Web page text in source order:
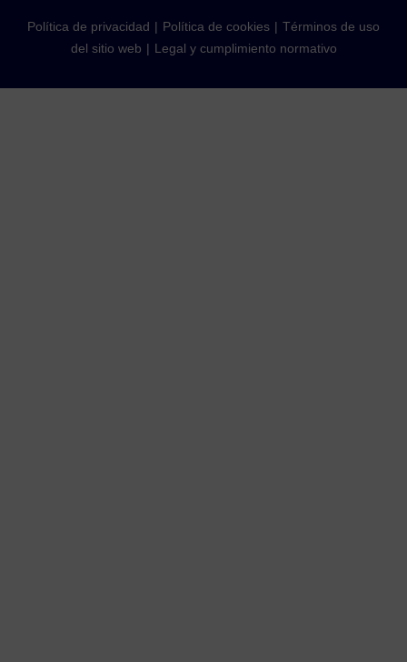
Política de privacidad Política de cookies
Términos de uso
del sitio web
Legal y cumplimiento normativo